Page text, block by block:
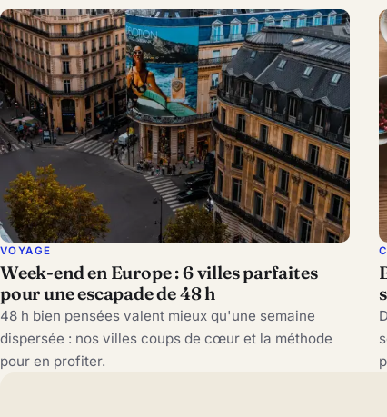
VOYAGE
Week-end en Europe : 6 villes parfaites
pour une escapade de 48 h
48 h bien pensées valent mieux qu'une semaine
dispersée : nos villes coups de cœur et la méthode
pour en profiter.